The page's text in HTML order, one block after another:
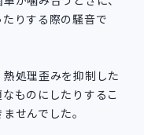
りする際の騒音で
処理歪みを抑制した
ものにしたりするこ
せんでした。